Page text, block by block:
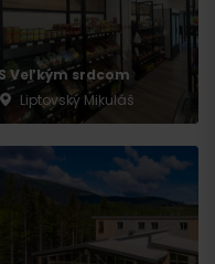
S Veľkým srdcom
Liptovský Mikuláš